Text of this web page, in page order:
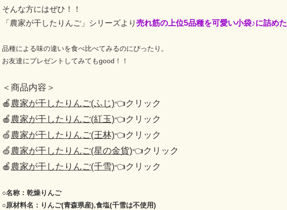
そんな方にはぜひ！！
「農家が干したりんご」シリーズより 売れ筋の上位5品種を可愛い小袋♪に詰めた
品種による味の違いを食べ比べてみるのにぴったり。
お友達にプレゼントしてみてもgood！！
＜商品内容＞
🍎 農家が干したりんご(ふじ)👈クリック
🍎 農家が干したりんご(紅玉)👈クリック
🍏 農家が干したりんご(王林)👈クリック
🍏 農家が干したりんご(星の金貨)👈クリック
🍎 農家が干したりんご(千雪)👈クリック
○名称：乾燥りんご
○原材料名：りんご(青森県産),食塩(千雪は不使用)